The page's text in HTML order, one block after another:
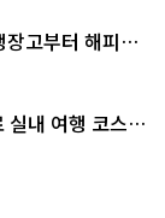
고부터 해피소
실내 여행 코스